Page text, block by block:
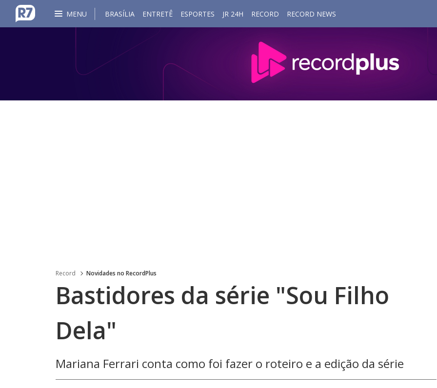
MENU BRASÍLIA ENTRETÊ ESPORTES JR 24H RECORD RECORD NEWS
Record Novidades no RecordPlus
Bastidores da série "Sou Filho
Dela"
Mariana Ferrari conta como foi fazer o roteiro e a edição da série